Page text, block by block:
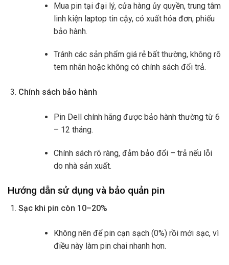
Mua pin tại đại lý, cửa hàng ủy quyền, trung tâm
linh kiện laptop tin cậy, có xuất hóa đơn, phiếu
bảo hành.
Tránh các sản phẩm giá rẻ bất thường, không rõ
tem nhãn hoặc không có chính sách đổi trả.
Chính sách bảo hành
Pin Dell chính hãng được bảo hành thường từ 6
– 12 tháng.
Chính sách rõ ràng, đảm bảo đổi – trả nếu lỗi
do nhà sản xuất.
Hướng dẫn sử dụng và bảo quản pin
Sạc khi pin còn 10–20%
Không nên để pin cạn sạch (0%) rồi mới sạc, vì
điều này làm pin chai nhanh hơn.